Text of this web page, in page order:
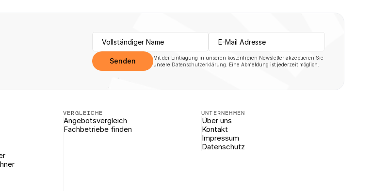
Senden
Mit der Eintragung in unseren kostenfreien Newsletter akzeptieren Sie
unsere Datenschutzerklärung . Eine Abmeldung ist jederzeit möglich.
VERGLEICHE
Angebotsvergleich
Fachbetriebe finden
UNTERNEHMEN
Über uns
Kontakt
Impressum
Datenschutz